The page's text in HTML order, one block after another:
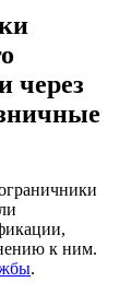
через
к ним.
.